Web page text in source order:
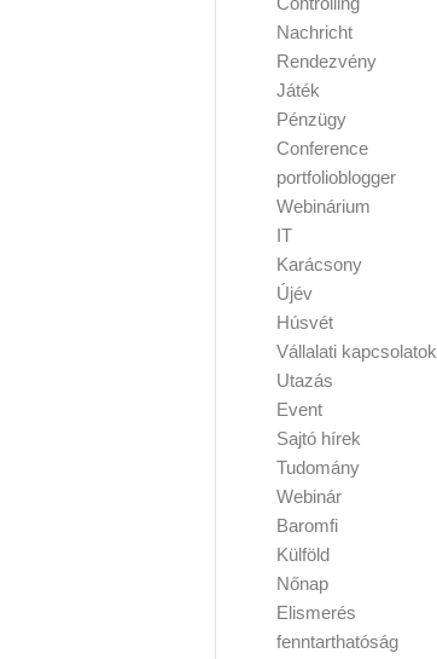
Nachricht
Rendezvény
Játék
Pénzügy
Conference
portfolioblogger
Webinárium
IT
Karácsony
Újév
Húsvét
Vállalati kapcsolatok
Utazás
Event
Sajtó hírek
Tudomány
Webinár
Baromfi
Külföld
Nőnap
Elismerés
fenntarthatóság